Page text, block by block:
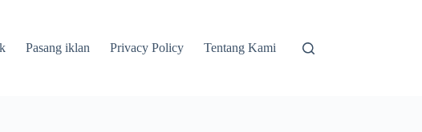
Pasang iklan Privacy Policy Tentang Kami